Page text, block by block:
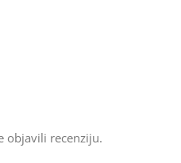
objavili recenziju.